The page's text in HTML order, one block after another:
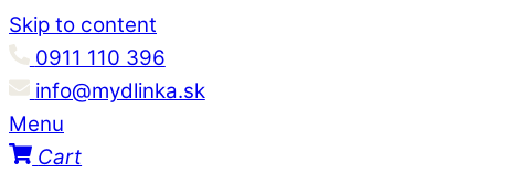
Skip to content
0911 110 396
info@mydlinka.sk
Menu
Cart